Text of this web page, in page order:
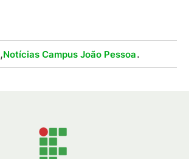
,Notícias Campus João Pessoa.